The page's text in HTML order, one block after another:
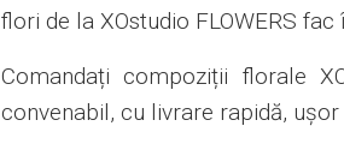
flori de la XOstudio FLOWERS
Comandați compoziții florale
convenabil, cu livrare rapidă,